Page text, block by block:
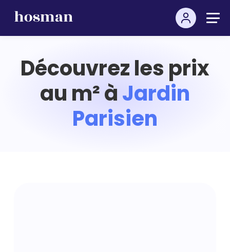
Découvrez les prix
au m² àJardin
Parisien